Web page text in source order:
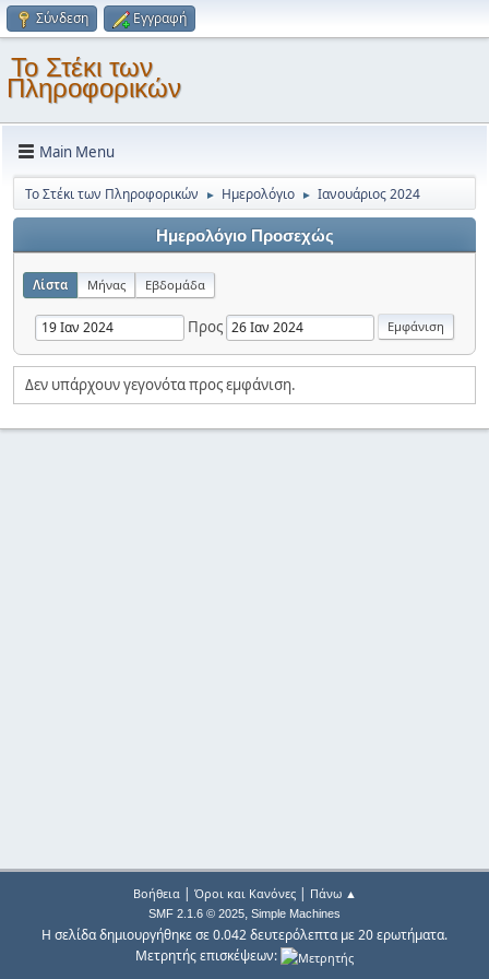
Σύνδεση Εγγραφή
Το Στέκι των
Πληροφορικών
Main Menu
Το Στέκι των Πληροφορικών ► Ημερολόγιο ► Ιανουάριος 2024
Ημερολόγιο Προσεχώς
Λίστα Μήνας Εβδομάδα
Προς
Δεν υπάρχουν γεγονότα προς εμφάνιση.
Βοήθεια| Όροι και Κανόνες| Πάνω ▲
SMF 2.1.6 © 2025, Simple Machines
Η σελίδα δημιουργήθηκε σε 0.042 δευτερόλεπτα με 20 ερωτήματα.
Μετρητής επισκέψεων: